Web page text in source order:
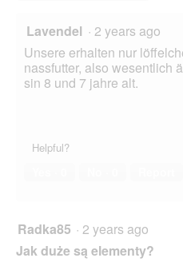
Lavendel · 2 years ago
Unsere erhalten nur
nassfutter, also wesentlich
sin 8 und 7 jahre alt.
Helpful?
Radka85 · 2 years ago
Jak duże są elementy?